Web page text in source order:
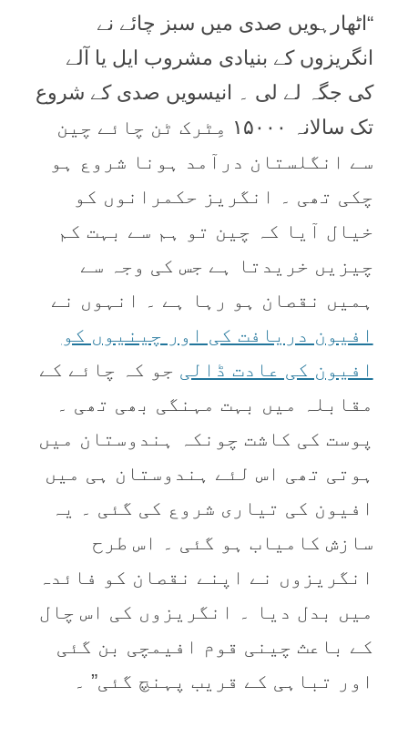
“اٹھارہویں صدی میں سبز چائے نے
انگریزوں کے بنیادی مشروب ایل یا آلے
کی جگہ لے لی ۔ انیسویں صدی کے شروع
تک سالانہ ۱۵۰۰۰ مِٹرک ٹن چائے چین
سے انگلستان درآمد ہونا شروع ہو
چکی تھی ۔ انگریز حکمرانوں کو
خیال آیا کہ چین تو ہم سے بہت کم
چیزیں خریدتا ہے جس کی وجہ سے
ہمیں نقصان ہو رہا ہے ۔ انہوں نے
افیون دریافت کی اور چینیوں کو
افیون کی عادت ڈالی جو کہ چائے کے
مقابلہ میں بہت مہنگی بھی تھی ۔
پوست کی کاشت چونکہ ہندوستان میں
ہوتی تھی اس لئے ہندوستان ہی میں
افیون کی تیاری شروع کی گئی ۔ یہ
سازش کامیاب ہو گئی ۔ اس طرح
انگریزوں نے اپنے نقصان کو فائدہ
میں بدل دیا ۔ انگریزوں کی اس چال
کے باعث چینی قوم افیمچی بن گئی
اور تباہی کے قریب پہنچ گئی” ۔